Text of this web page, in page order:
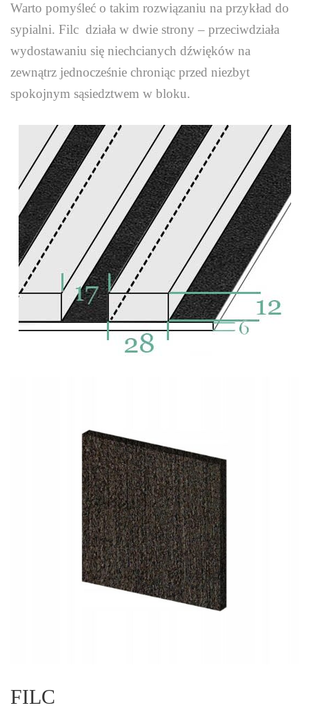
Warto pomyśleć o takim rozwiązaniu na przykład do
sypialni. Filc działa w dwie strony – przeciwdziała
wydostawaniu się niechcianych dźwięków na
zewnątrz jednocześnie chroniąc przed niezbyt
spokojnym sąsiedztwem w bloku.
FILC